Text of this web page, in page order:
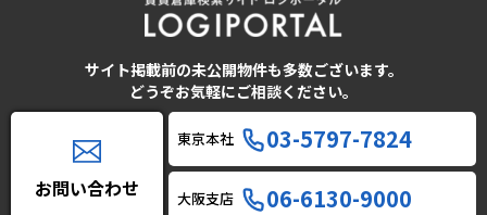
サイト掲載前の未公開物件も多数ございます。
どうぞお気軽にご相談ください。
お問い合わせ
東京本社 03-5797-7824
大阪支店 06-6130-9000